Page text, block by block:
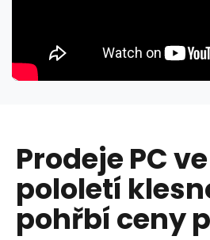
Prodeje PC
pololetí
pohřbí ceny